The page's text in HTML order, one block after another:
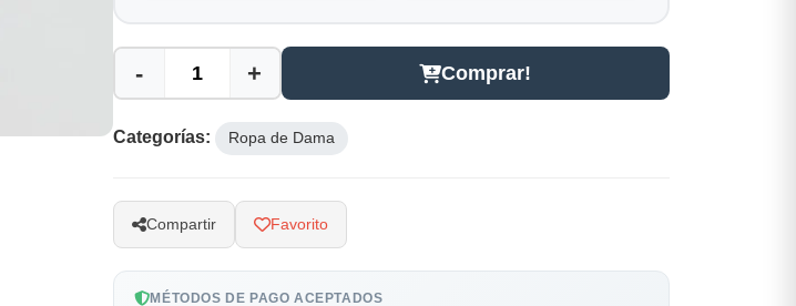
- + Comprar!
Categorías: Ropa de Dama
Compartir Favorito
MÉTODOS DE PAGO ACEPTADOS